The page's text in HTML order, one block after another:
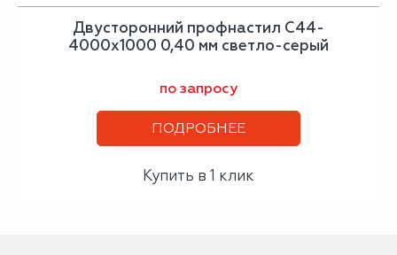
Двусторонний профнастил С44-
4000х1000 0,40 мм светло-серый
по запросу
ПОДРОБНЕЕ
Купить в 1 клик